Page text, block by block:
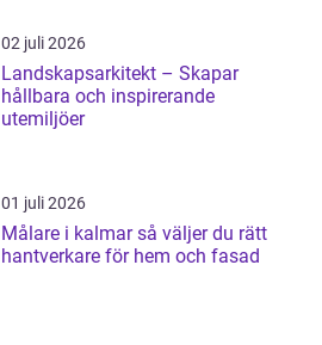
02 juli 2026
Landskapsarkitekt – Skapar
hållbara och inspirerande
utemiljöer
01 juli 2026
Målare i kalmar så väljer du rätt
hantverkare för hem och fasad